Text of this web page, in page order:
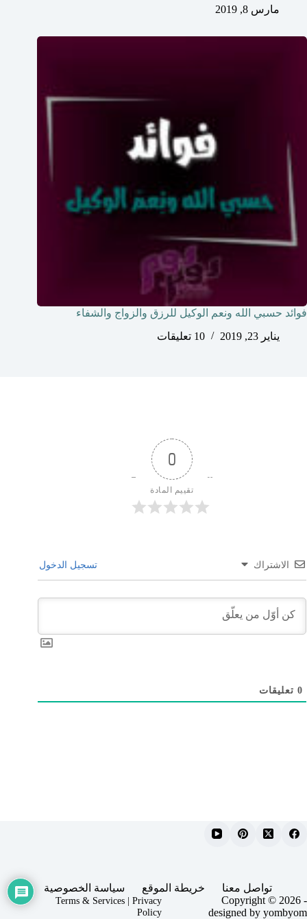
مارس 8, 2019
فوائد حسبي الله ونعم الوكيل للرزق والزواج والشفاء
يناير 23, 2019
10 تعليقات
0
تقييم المادة
الاشتراك تسجيل الدخول
0 تعليقات
تواصل معنا خريطة الموقع
سياسة الخصوصية
Copyright © 2026 -
designed by yombyom
Terms & Services| Privacy
Policy